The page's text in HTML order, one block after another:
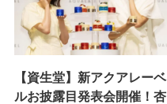
【資生堂】新アクアレーベ
ルお披露目発表会開催！杏